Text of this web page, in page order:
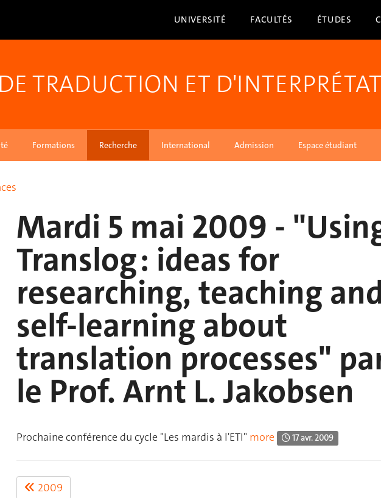
UNIVERSITÉ FACULTÉS ÉTUDES
TRADUCTION ET
Formations Recherche International Admission Espace étudiant
Mardi 5 mai 2009 -
Translog : ideas for
researching, teaching
self-learning about
translation processes"
le Prof. Arnt L. Jakobsen
Prochaine conférence du cycle "Les mardis à l'ETI" more 17 avr. 2009
2009